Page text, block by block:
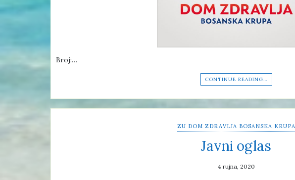
Broj:…
CONTINUE READING…
ZU DOM ZDRAVLJA BOSANSKA KRUPA
Javni oglas
4 rujna, 2020